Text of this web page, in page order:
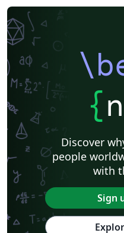
{
Discover
people
with
Sign